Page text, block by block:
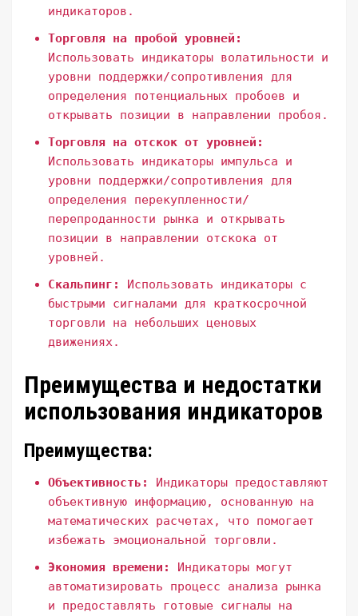
индикаторов.
Торговля на пробой уровней:
Использовать индикаторы волатильности и
уровни поддержки/сопротивления для
определения потенциальных пробоев и
открывать позиции в направлении пробоя.
Торговля на отскок от уровней:
Использовать индикаторы импульса и
уровни поддержки/сопротивления для
определения перекупленности/
перепроданности рынка и открывать
позиции в направлении отскока от
уровней.
Скальпинг:
Использовать индикаторы с
быстрыми сигналами для краткосрочной
торговли на небольших ценовых
движениях.
Преимущества и недостатки
использования индикаторов
Преимущества:
Объективность:
Индикаторы предоставляют
объективную информацию, основанную на
математических расчетах, что помогает
избежать эмоциональной торговли.
Экономия времени:
Индикаторы могут
автоматизировать процесс анализа рынка
и предоставлять готовые сигналы на